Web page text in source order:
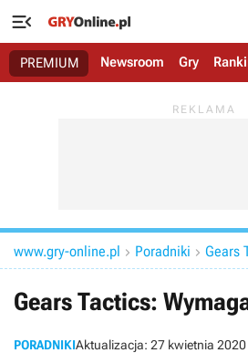

PREMIUM Newsroom Gry
www.gry-online.pl  Poradniki  Gears
Gears Tactics:
PORADNIKIAktualizacja: 27 kwietnia 2020